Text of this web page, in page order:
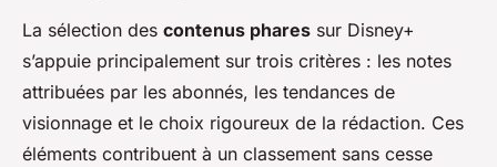
La sélection des contenus phares sur Disney+
s’appuie principalement sur trois critères : les notes
attribuées par les abonnés, les tendances de
visionnage et le choix rigoureux de la rédaction. Ces
éléments contribuent à un classement sans cesse